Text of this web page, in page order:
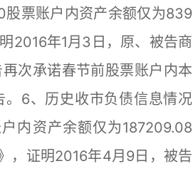
票账户内资产余额仅为839
2016年1月3日，原、被告商
次承诺春节前股票账户内本
6、历史收市负债信息情况
内资产余额仅为187209.08
，证明2016年4月9日，被告